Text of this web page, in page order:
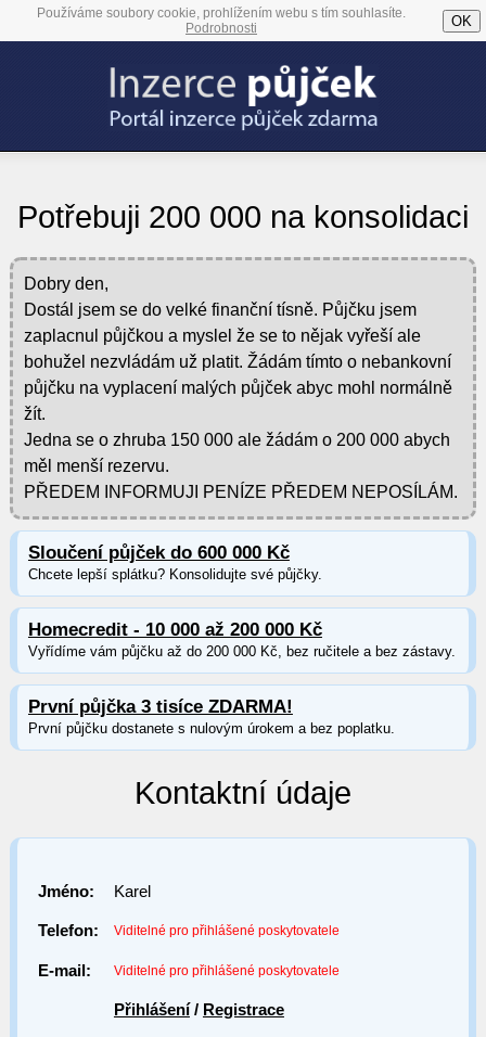
Používáme soubory cookie, prohlížením webu s tím souhlasíte.
Podrobnosti
OK
Potřebuji 200 000 na konsolidaci
Dobry den,
Dostál jsem se do velké finanční tísně. Půjčku jsem
zaplacnul půjčkou a myslel že se to nějak vyřeší ale
bohužel nezvládám už platit. Žádám tímto o nebankovní
půjčku na vyplacení malých půjček abyc mohl normálně
žít.
Jedna se o zhruba 150 000 ale žádám o 200 000 abych
měl menší rezervu.
PŘEDEM INFORMUJI PENÍZE PŘEDEM NEPOSÍLÁM.
Sloučení půjček do 600 000 Kč
Chcete lepší splátku? Konsolidujte své půjčky.
Homecredit - 10 000 až 200 000 Kč
Vyřídíme vám půjčku až do 200 000 Kč, bez ručitele a bez zástavy.
První půjčka 3 tisíce ZDARMA!
První půjčku dostanete s nulovým úrokem a bez poplatku.
Kontaktní údaje
Jméno: Karel
Telefon: Viditelné pro přihlášené poskytovatele
E-mail: Viditelné pro přihlášené poskytovatele
Přihlášení/ Registrace